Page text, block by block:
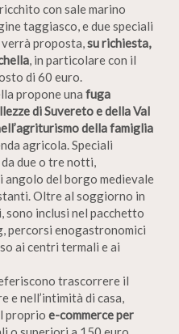
con sale marino
taggiasco, e due speciali
proposta,su richiesta,
, in particolare con il
di 60 euro.
propone una fuga
di Suvereto e della Val
della famiglia
agricola. Speciali
due o tre notti,
del borgo medievale
Oltre al soggiorno in
inclusi nel pacchetto
percorsi enogastronomici
ai centri termali e ai
trascorrere il
e nell’intimità di casa,
proprio e-commerce per